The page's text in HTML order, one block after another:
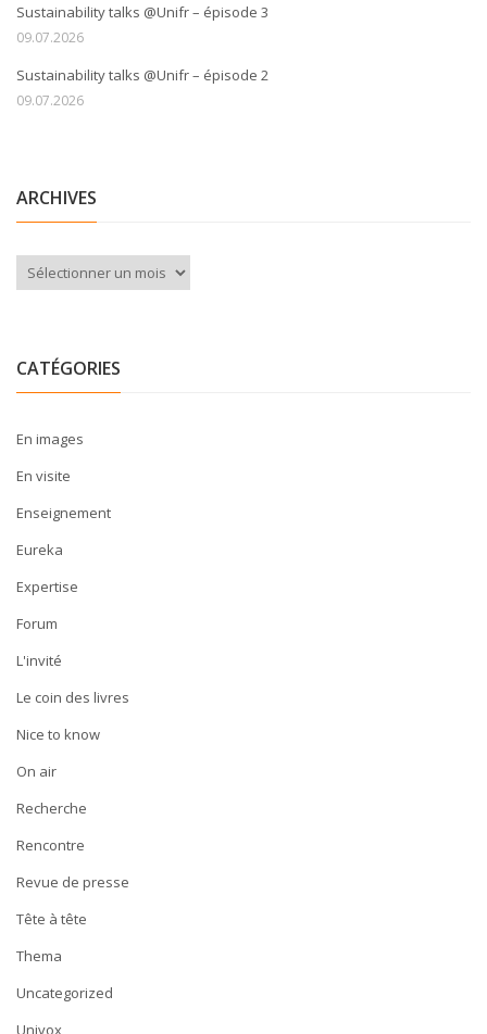
Sustainability talks @Unifr – épisode 3
09.07.2026
Sustainability talks @Unifr – épisode 2
09.07.2026
ARCHIVES
Archives
CATÉGORIES
En images
En visite
Enseignement
Eureka
Expertise
Forum
L'invité
Le coin des livres
Nice to know
On air
Recherche
Rencontre
Revue de presse
Tête à tête
Thema
Uncategorized
Univox